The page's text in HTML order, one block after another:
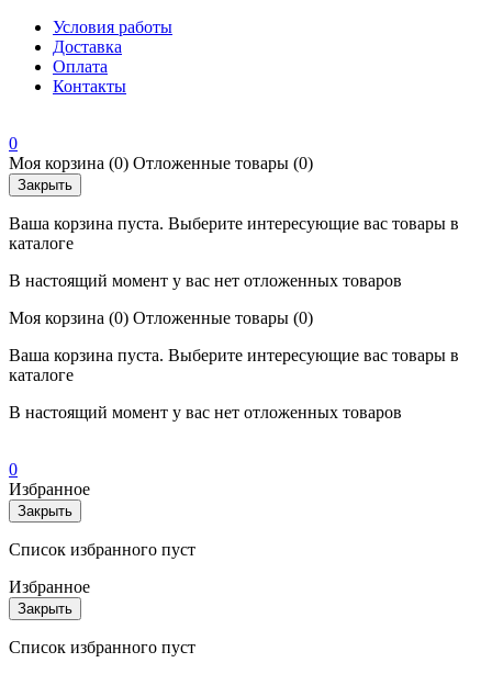
Условия работы
Доставка
Оплата
Контакты
0
Моя корзина (0) Отложенные товары (0)
Закрыть
Ваша корзина пуста. Выберите интересующие вас товары в
каталоге
В настоящий момент у вас нет отложенных товаров
Моя корзина (0) Отложенные товары (0)
Ваша корзина пуста. Выберите интересующие вас товары в
каталоге
В настоящий момент у вас нет отложенных товаров
0
Избранное
Закрыть
Список избранного пуст
Избранное
Закрыть
Список избранного пуст